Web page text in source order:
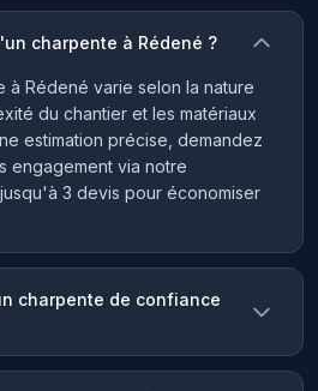
charpente à Rédené ?
à Rédené varie selon la nature
du chantier et les matériaux
estimation précise, demandez
engagement via notre
3 devis pour économiser
charpente de confiance